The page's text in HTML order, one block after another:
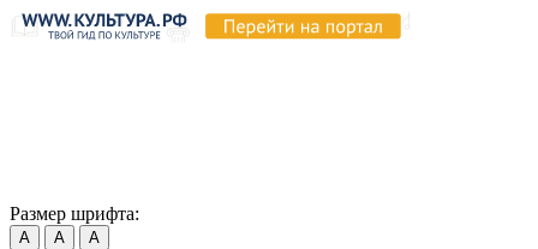
Размер шрифта:
А А А